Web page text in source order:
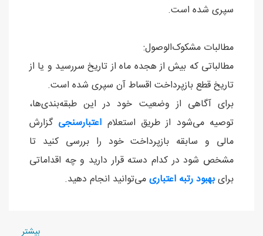
سپری شده است.
مطالبات مشکوک‌الوصول:
مطالباتی که بیش از هجده ماه از تاریخ سررسید و یا از
تاریخ قطع بازپرداخت اقساط آن سپری شده است.
برای آگاهی از وضعیت خود در این طبقه‌بندی‌ها،
توصیه می‌شود از طریق استعلام اعتبارسنجی گزارش
مالی و سابقه بازپرداخت خود را بررسی کنید تا
مشخص شود در کدام دسته قرار دارید و چه اقداماتی
برایبهبود رتبه اعتباریمی‌توانید انجام دهید.
بیشتر